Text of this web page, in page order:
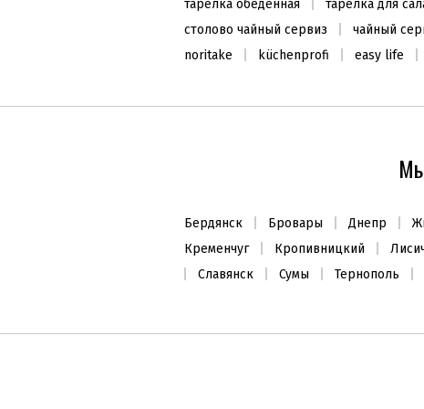
Чашка для завтрака с
блюдцем 400мл
тарелка обеденная
тарелка для
столово чайный сервиз
чайный
noritake
küchenprofi easy life
Бердянск Бровары Днепр
Кременчуг
Кропивницкий
Славянск
Сумы Тернополь